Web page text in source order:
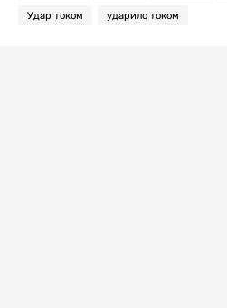
Удар током ударило током